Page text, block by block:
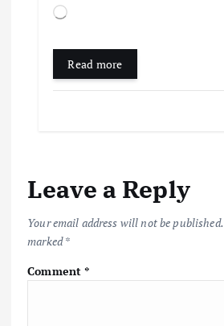
L
d
i
n
Read more
Leave a Reply
Your email address will not be published.
marked*
Comment*